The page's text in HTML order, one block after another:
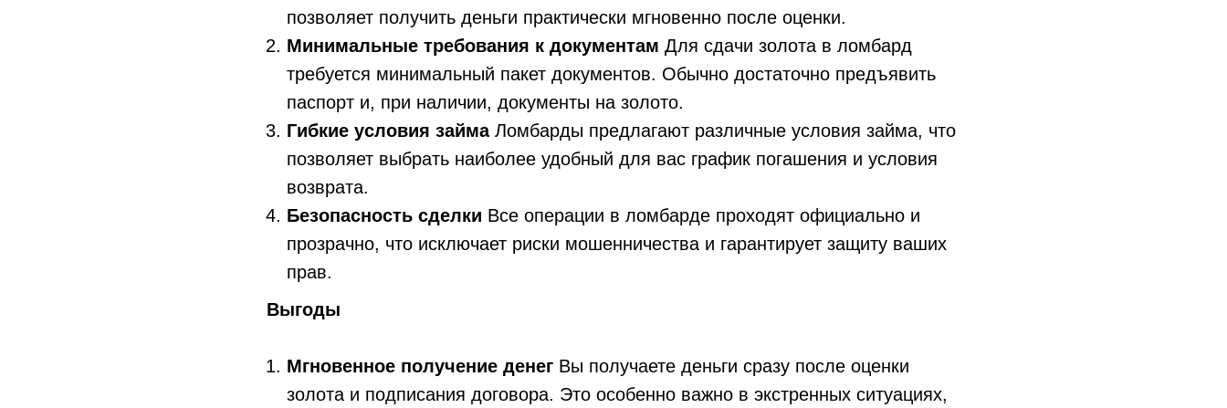
позволяет получить деньги практически мгновенно после оценки.
Минимальные требования к документам Для сдачи золота в ломбард
требуется минимальный пакет документов. Обычно достаточно предъявить
паспорт и, при наличии, документы на золото.
Гибкие условия займаЛомбарды предлагают различные условия займа, что
позволяет выбрать наиболее удобный для вас график погашения и условия
возврата.
Безопасность сделки Все операции в ломбарде проходят официально и
прозрачно, что исключает риски мошенничества и гарантирует защиту ваших
прав.
Выгоды
Мгновенное получение денег Вы получаете деньги сразу после оценки
золота и подписания договора. Это особенно важно в экстренных ситуациях,